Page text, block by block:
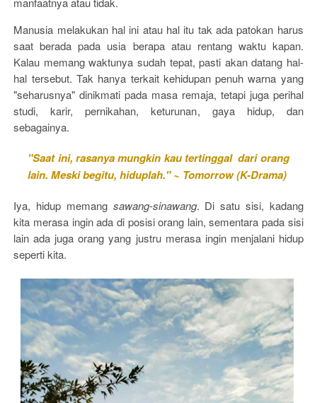
Manusia melakukan hal ini atau hal itu tak ada patokan harus
saat berada pada usia berapa atau rentang waktu kapan.
Kalau memang waktunya sudah tepat, pasti akan datang hal-
hal tersebut. Tak hanya terkait kehidupan penuh warna yang
"seharusnya" dinikmati pada masa remaja, tetapi juga perihal
studi, karir, pernikahan, keturunan, gaya hidup, dan
sebagainya.
"Saat ini, rasanya mungkin kau tertinggal dari orang
lain. Meski begitu, hiduplah." ~ Tomorrow (K-Drama)
Iya, hidup memang sawang-sinawang. Di satu sisi, kadang
kita merasa ingin ada di posisi orang lain, sementara pada sisi
lain ada juga orang yang justru merasa ingin menjalani hidup
seperti kita.